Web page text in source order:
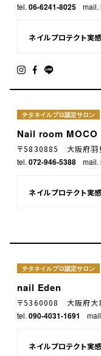
tel. 06-6241-8025 mail.
ネイルプロテクト実
チタネイルプロ認定サロン
Nail room MOCO
〒5830885 大阪府羽
tel. 072-946-5388 mail.
ネイルプロテクト実
チタネイルプロ認定サロン
nail Eden
〒5360008 大阪府大
tel. 090-4031-1691
ネイルプロテクト実